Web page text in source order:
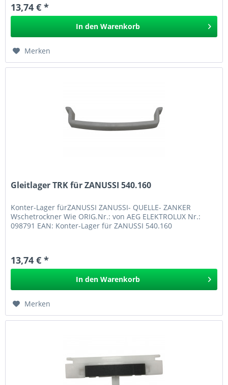
13,74 € *
In den Warenkorb
Merken
Gleitlager TRK für ZANUSSI 540.160
Konter-Lager fürZANUSSI ZANUSSI- QUELLE- ZANKER
Wschetrockner Wie ORIG.Nr.: von AEG ELEKTROLUX Nr.:
098791 EAN: Konter-Lager für ZANUSSI 540.160
13,74 € *
In den Warenkorb
Merken